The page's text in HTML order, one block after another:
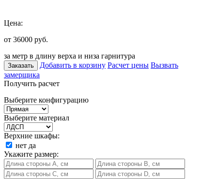
Цена:
от 36000 руб.
за метр в длину верха и низа гарнитура
Заказать Добавить в корзину Расчет цены Вызвать
замерщика
Получить расчет
Выберите конфигурацию
Выберите материал
Верхние шкафы:
нет да
Укажите размер: